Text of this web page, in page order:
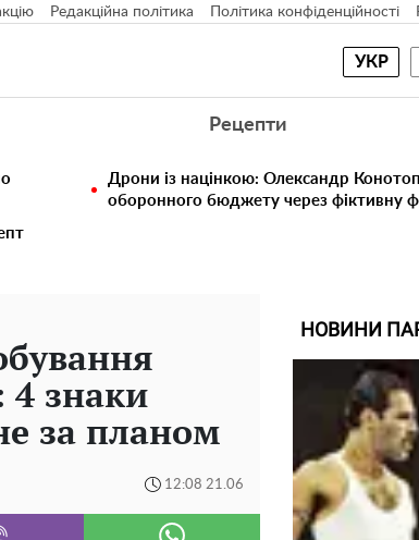
Редакційна політика Політика конфіденційності
УКР
Рецепти
Дрони із націнкою: Олександр
оборонного бюджету через фіктивну
4 знаки
за планом
12:08 21.06
НОВИНИ